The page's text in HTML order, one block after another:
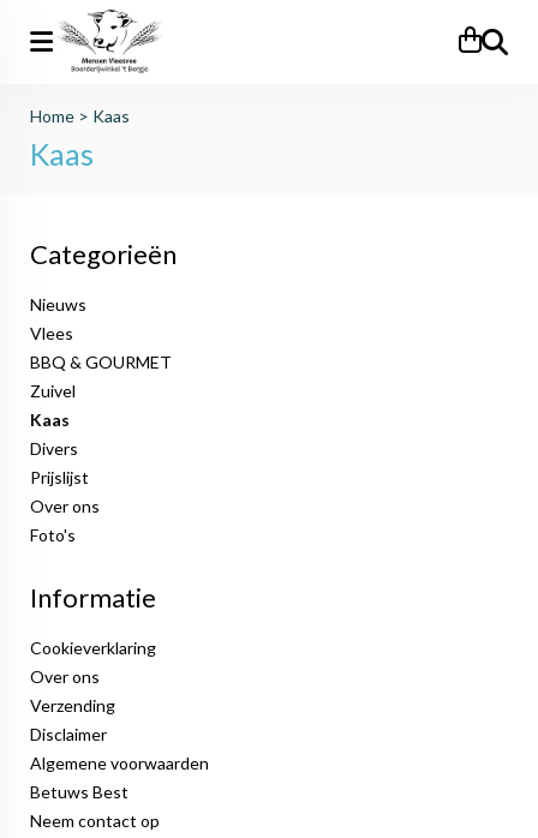
Zoeken
Home > Kaas
Kaas
Categorieën
Nieuws
Vlees
BBQ & GOURMET
Zuivel
Kaas
Divers
Prijslijst
Over ons
Foto's
Informatie
Cookieverklaring
Over ons
Verzending
Disclaimer
Algemene voorwaarden
Betuws Best
Neem contact op